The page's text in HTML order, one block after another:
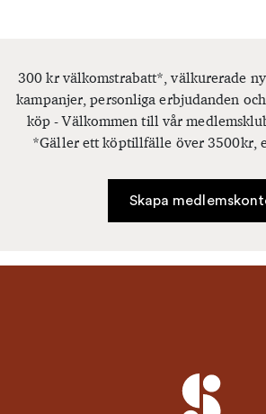
300 kr välkomstrabatt*, välkurerade
kampanjer, personliga erbjudanden
köp - Välkommen till vår
*Gäller ett köptillfälle över 3500kr,
Skapa